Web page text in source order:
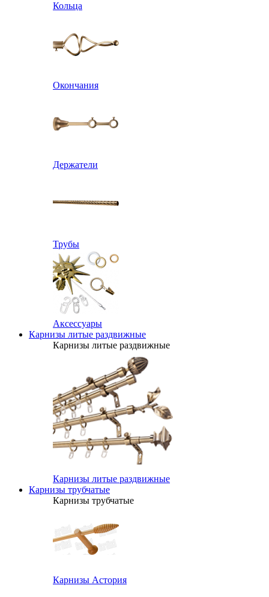
Кольца
Окончания
Держатели
Трубы
Аксессуары
Карнизы литые раздвижные
Карнизы литые раздвижные
Карнизы литые раздвижные
Карнизы трубчатые
Карнизы трубчатые
Карнизы Астория